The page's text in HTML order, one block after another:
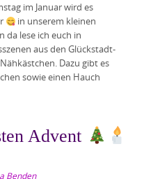
im Januar wird es
in unserem kleinen
da lese ich euch in
aus den Glückstadt-
Dazu gibt es
sowie einen Hauch
Advent
Benden